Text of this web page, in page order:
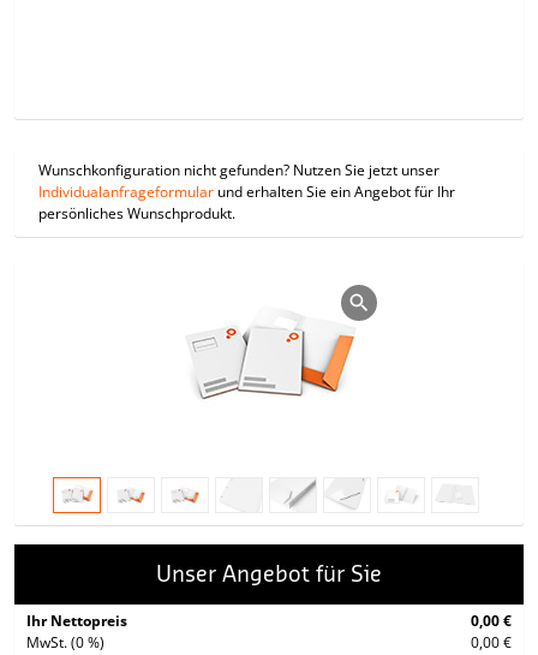
Wunschkonfiguration nicht gefunden? Nutzen Sie jetzt unser
Individualanfrageformular und erhalten Sie ein Angebot für Ihr
persönliches Wunschprodukt.
Unser Angebot für Sie
Ihr Nettopreis
0,00 €
MwSt. (0 %)
0,00 €